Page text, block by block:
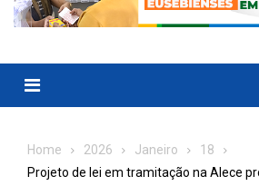
Menu
Home 2026 Janeiro
18
Projeto de lei em tramitação na Alece